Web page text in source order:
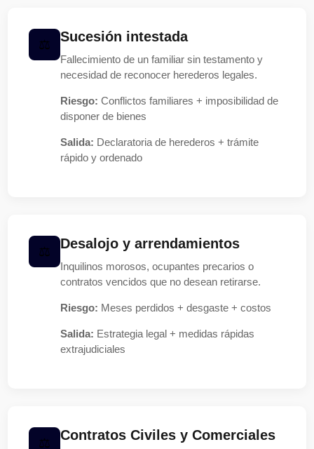
Sucesión intestada
Fallecimiento de un familiar sin testamento y
necesidad de reconocer herederos legales.
Riesgo: Conflictos familiares + imposibilidad de
disponer de bienes
Salida: Declaratoria de herederos + trámite
rápido y ordenado
Desalojo y arrendamientos
Inquilinos morosos, ocupantes precarios o
contratos vencidos que no desean retirarse.
Riesgo: Meses perdidos + desgaste + costos
Salida: Estrategia legal + medidas rápidas
extrajudiciales
Contratos Civiles y Comerciales